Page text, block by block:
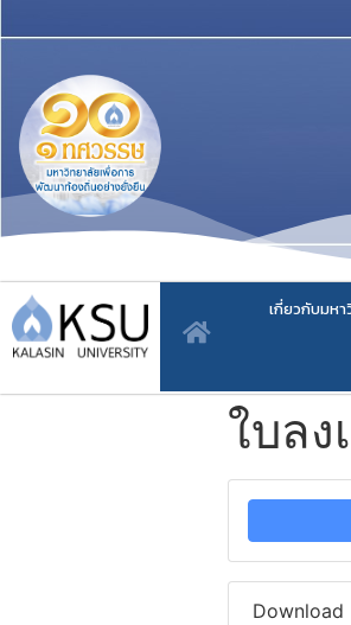
เกี่ยวกับมห
ใบลง
Download